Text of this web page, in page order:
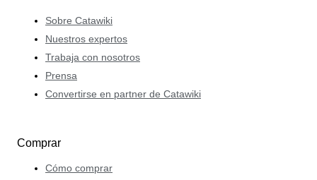
Sobre Catawiki
Nuestros expertos
Trabaja con nosotros
Prensa
Convertirse en partner de Catawiki
Comprar
Cómo comprar